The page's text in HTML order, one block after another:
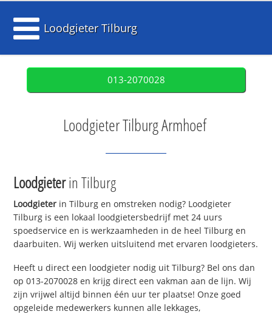
Loodgieter Tilburg
013-2070028
Loodgieter Tilburg Armhoef
Loodgieterin Tilburg
Loodgieter in Tilburg en omstreken nodig? Loodgieter
Tilburg is een lokaal loodgietersbedrijf met 24 uurs
spoedservice en is werkzaamheden in de heel Tilburg en
daarbuiten. Wij werken uitsluitend met ervaren loodgieters.
Heeft u direct een loodgieter nodig uit Tilburg? Bel ons dan
op 013-2070028 en krijg direct een vakman aan de lijn. Wij
zijn vrijwel altijd binnen één uur ter plaatse! Onze goed
opgeleide medewerkers kunnen alle lekkages,